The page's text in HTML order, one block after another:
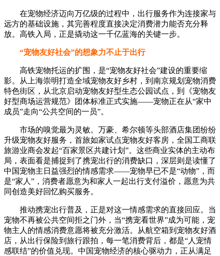
在宠物经济迈向万亿级的过程中，出行服务作为连接家与
远方的基础设施，其完善程度直接决定消费潜力能否充分释
放。高铁入局，正是撬动这一千亿蓝海的关键一步。
“宠物友好社会”的想象力不止于出行
高铁宠物托运的扩围，是“宠物友好社会”建设的重要缩
影。从上海崇明打造全域宠物友好乡村，到南京规划宠物消费
特色街区，从北京启动宠物友好型生态公园试点，到《宠物友
好型商场运营规范》团体标准正式实施——宠物正在从“家中
成员”走向“公共空间的一员”。
市场的嗅觉最为灵敏。万豪、希尔顿等头部酒店集团纷纷
升级宠物友好服务，首旅如家试点宠物友好客房，全国工商联
旅游业商会发起“百家景区共建计划”。这些商业实体的主动布
局，表面看是捕捉到了携宠出行的消费缺口，深层则是读懂了
中国宠物主日益强烈的情感需求——宠物早已不是“动物”，而
是“家人”，消费者愿意为和家人一起出行支付溢价，愿意为共
同创造美好回忆购买服务。
推动携宠出行普及，正是对这一情感需求的直接回应。当
宠物不再被公共空间拒之门外，当“携宠看世界”成为可能，宠
物主人的情感消费意愿将被充分激活。从航空箱到宠物友好酒
店，从出行保险到旅行跟拍，每一笔消费背后，都是“人宠情
感联结”的价值兑现。中国宠物经济的核心驱动力，正从满足